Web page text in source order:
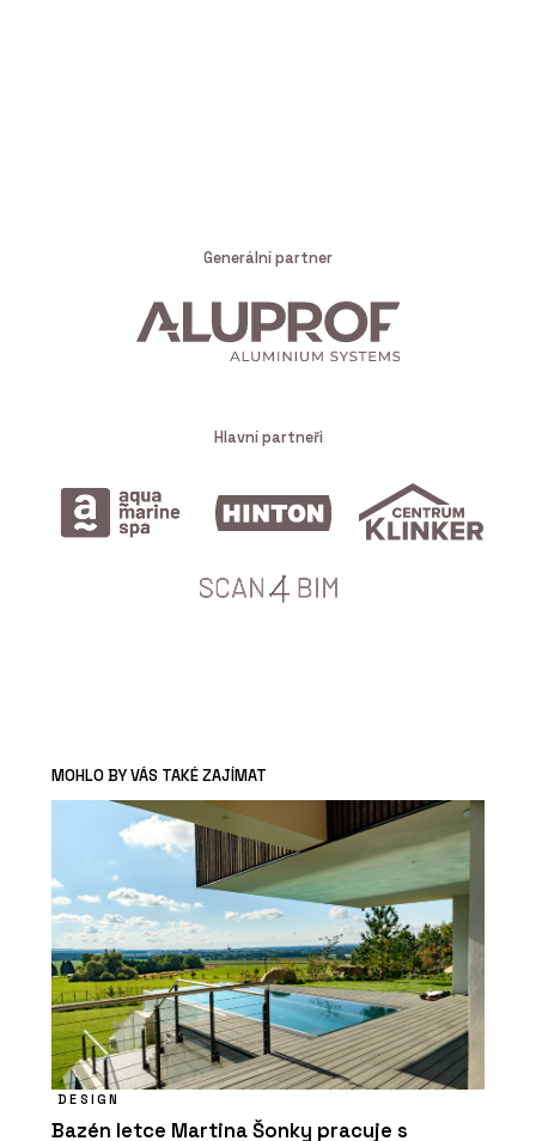
Generální partner
Hlavní partneři
MOHLO BY VÁS TAKÉ ZAJÍMAT
DESIGN
Bazén letce Martina Šonky pracuje s